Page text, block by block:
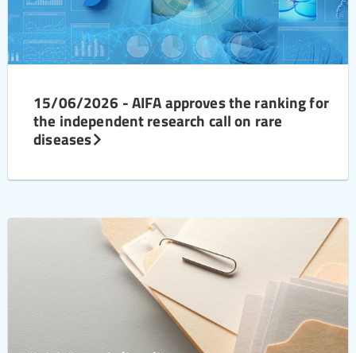
15/06/2026 - AIFA approves the ranking for
the independent research call on rare
diseases